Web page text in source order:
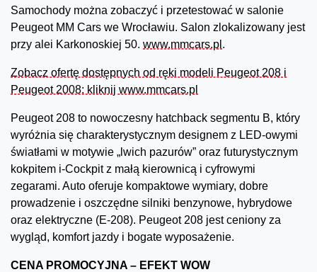
Samochody można zobaczyć i przetestować w salonie
Peugeot MM Cars we Wrocławiu. Salon zlokalizowany jest
przy alei Karkonoskiej 50. www.mmcars.pl .
Zobacz ofertę dostępnych od ręki modeli Peugeot 208 i
Peugeot 2008: kliknij www.mmcars.pl
Peugeot 208 to nowoczesny hatchback segmentu B, który
wyróżnia się charakterystycznym designem z LED-owymi
światłami w motywie „lwich pazurów” oraz futurystycznym
kokpitem i-Cockpit z małą kierownicą i cyfrowymi
zegarami. Auto oferuje kompaktowe wymiary, dobre
prowadzenie i oszczędne silniki benzynowe, hybrydowe
oraz elektryczne (E-208). Peugeot 208 jest ceniony za
wygląd, komfort jazdy i bogate wyposażenie.
CENA PROMOCYJNA – EFEKT WOW